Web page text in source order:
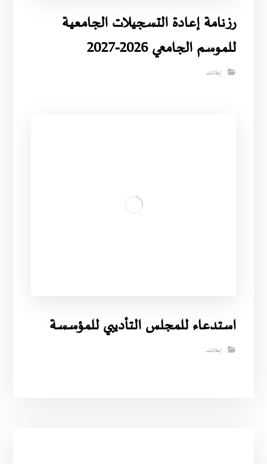
رزنامة إعادة التسجيلات الجامعية
للموسم الجامعي 2026-2027
إعلانات
استدعاء للمجلس التأديبي للمؤسسة
إعلانات